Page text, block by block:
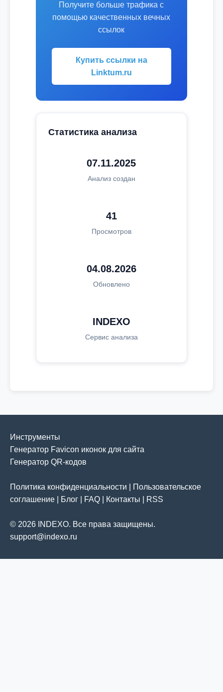
Получите больше трафика с
помощью качественных вечных
ссылок
Купить ссылки на
Linktum.ru
Статистика анализа
07.11.2025
Анализ создан
41
Просмотров
04.08.2026
Обновлено
INDEXO
Сервис анализа
Инструменты
Генератор Favicon иконок для сайта
Генератор QR-кодов
Политика конфиденциальности
Пользовательское
соглашение
Блог FAQ Контакты RSS
© 2026 INDEXO. Все права защищены.
support@indexo.ru